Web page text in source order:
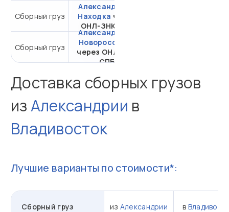
Сборный груз
Александрия -
Находка через
ОНЛ-ЗНК СПБ
Сборный груз
Александрия -
Новороссийск
через ОНЛ-ЗНК
СПБ
Доставка сборных грузов
изАлександрии в
Владивосток
Лучшие варианты по стоимости*:
Сборный груз из Александрии в